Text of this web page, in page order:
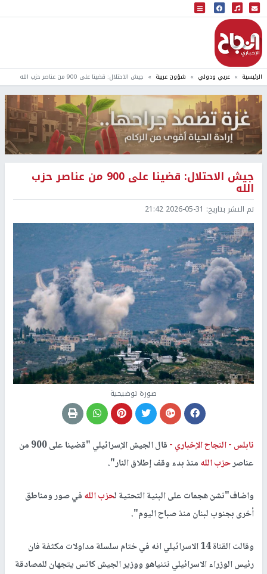
البث المباشر
إذاعة النجاح
الرئيسية عربي ودولي شؤون عربية جيش الاحتلال: قضينا على 900 من عناصر حزب الله
جيش الاحتلال: قضينا على 900 من عناصر حزب
الله
تم النشر بتاريخ: 2026-05-31 21:42
صورة توضيحية
نابلس -النجاح الإخباري -
قال الجيش الإسرائيلي "قضينا على 900 من
عناصرحزب اللهمنذ بدء وقف إطلاق النار".
واضاف"نشن هجمات على البنية التحتية لحزب اللهفي صور ومناطق
أخرى بجنوب لبنان منذ صباح اليوم".
وقالت القناة 14 الاسرائيلي انه في ختام سلسلة مداولات مكثفة فان
رئيس الوزراء الاسرائيلي نتنياهو ووزير الجيش كاتس يتجهان للمصادقة